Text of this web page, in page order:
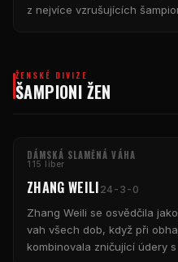
z nejvíce vzrušujících
ŽENSKÉ DIVIZE
ŠAMPIONI ŽEN
DÁMSKÁ SLAMĚNÁ VÁHA
115 liber
ZHANG WEILI 24-3-0
Zhang Weili se osvědčila
vah všech dob, když při
kombinovala zničující údery